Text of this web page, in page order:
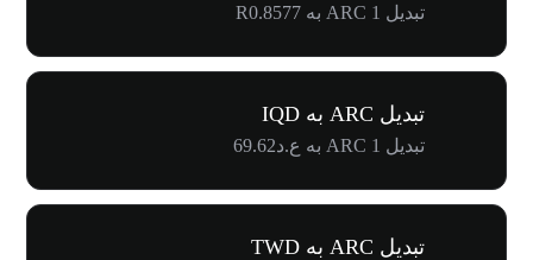
تبدیل 1 ARC به R0.8577
تبدیل ARC به IQD
تبدیل 1 ARC به ع.د69.62
تبدیل ARC به TWD